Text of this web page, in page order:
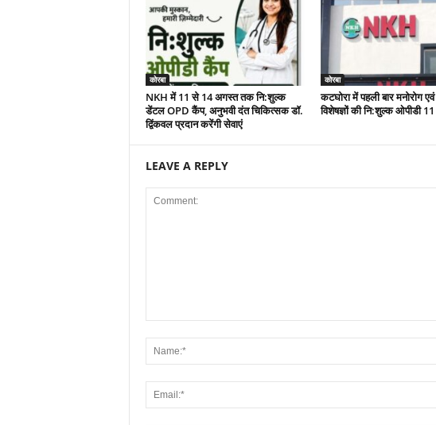
कोरबा
NKH में 11 से 14 अगस्त तक नि:शुल्क
डेंटल OPD कैंप, अनुभवी दंत चिकित्सक डॉ.
द्विंकवल प्रदान करेंगी सेवाएं
कोरबा
कटघोरा में पहली बार मनोरोग एवं
विशेषज्ञों की नि:शुल्क ओपीडी
LEAVE A REPLY